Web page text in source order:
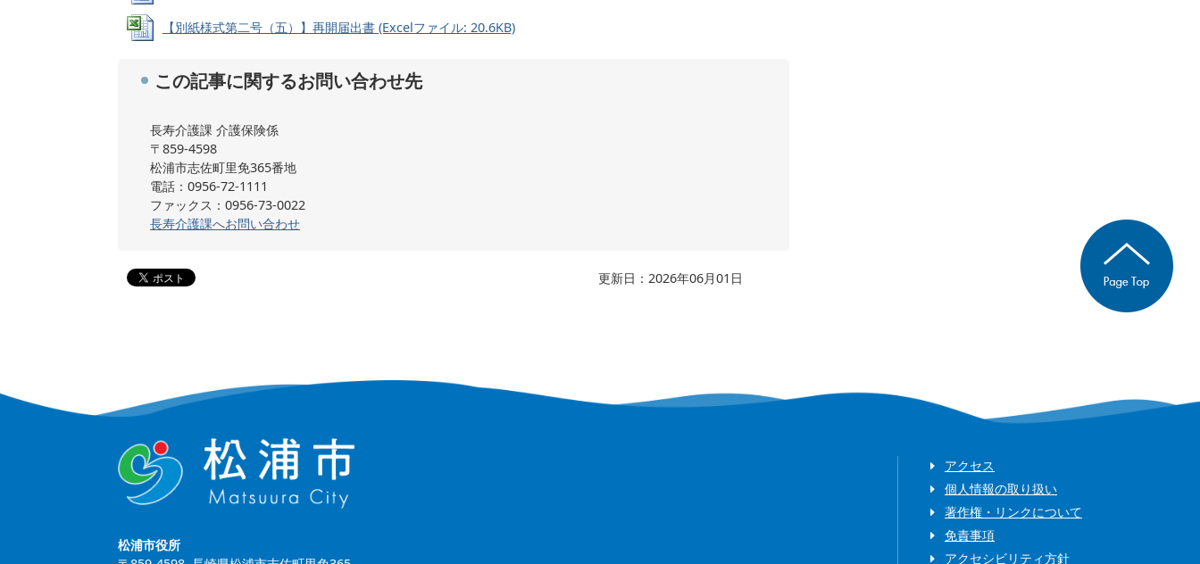
【別紙様式第二号（五）】再開届出書 (Excelファイル: 20.6KB)
この記事に関するお問い合わせ先
長寿介護課 介護保険係
〒859-4598
松浦市志佐町里免365番地
電話：0956-72-1111
ファックス：0956-73-0022
長寿介護課へお問い合わせ
更新日：2026年06月01日
松浦市役所
アクセス
個人情報の取り扱い
著作権・リンクについて
免責事項
アクセシビリティ方針